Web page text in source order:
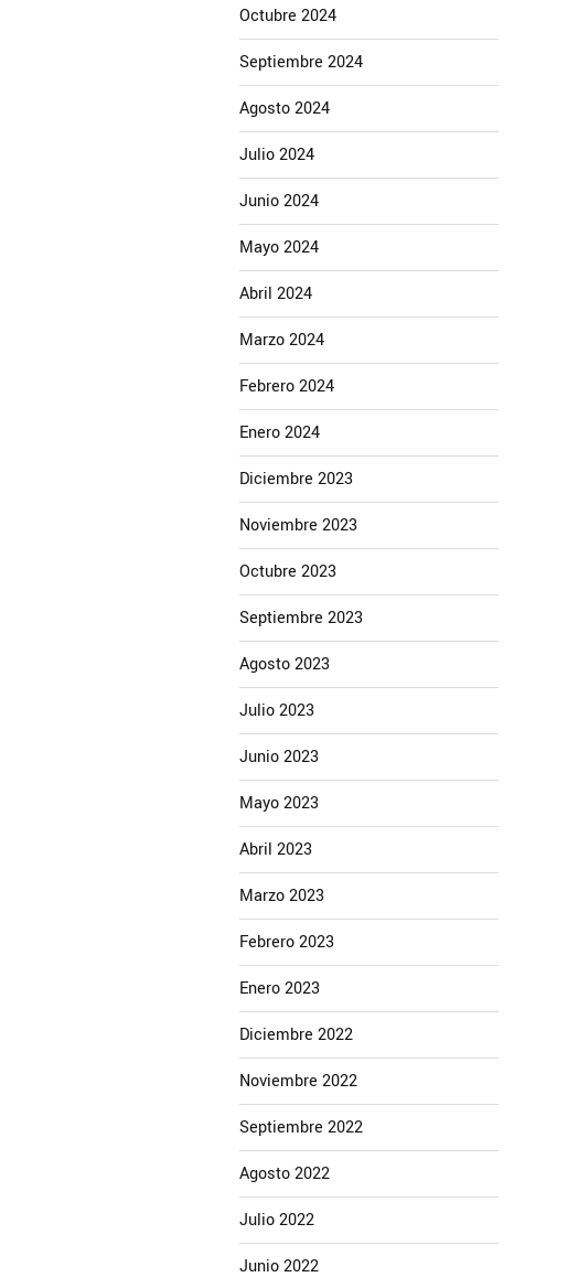
Octubre 2024
Septiembre 2024
Agosto 2024
Julio 2024
Junio 2024
Mayo 2024
Abril 2024
Marzo 2024
Febrero 2024
Enero 2024
Diciembre 2023
Noviembre 2023
Octubre 2023
Septiembre 2023
Agosto 2023
Julio 2023
Junio 2023
Mayo 2023
Abril 2023
Marzo 2023
Febrero 2023
Enero 2023
Diciembre 2022
Noviembre 2022
Septiembre 2022
Agosto 2022
Julio 2022
Junio 2022